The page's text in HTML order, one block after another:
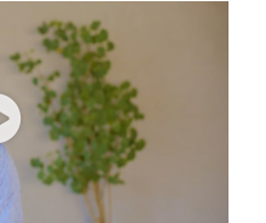
Den sidste er en
være en svær størrelse.
passer på dig.
på en meditation og en
til alle, uanset